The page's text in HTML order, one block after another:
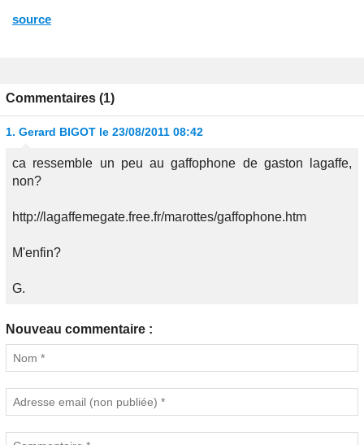
source
Commentaires (1)
1. Gerard BIGOT le 23/08/2011 08:42
ca ressemble un peu au gaffophone de gaston lagaffe,
non?
http://lagaffemegate.free.fr/marottes/gaffophone.htm
M'enfin?
G.
Nouveau commentaire :